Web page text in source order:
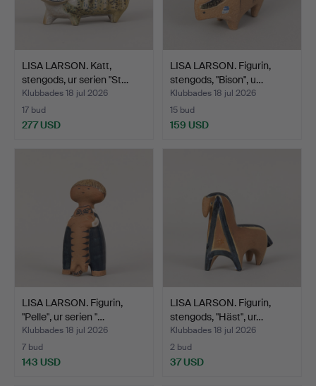
LISA LARSON. Katt,
stengods, ur serien "St…
Klubbades 18 jul 2026
17 bud
277 USD
LISA LARSON. Figurin,
stengods, "Bison", u…
Klubbades 18 jul 2026
15 bud
159 USD
LISA LARSON. Figurin,
"Pelle", ur serien "…
Klubbades 18 jul 2026
7 bud
143 USD
LISA LARSON. Figurin,
stengods, "Häst", ur…
Klubbades 18 jul 2026
2 bud
37 USD